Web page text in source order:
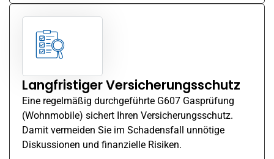
Langfristiger Versicherungsschutz
Eine regelmäßig durchgeführte G607 Gasprüfung
(Wohnmobile) sichert Ihren Versicherungsschutz.
Damit vermeiden Sie im Schadensfall unnötige
Diskussionen und finanzielle Risiken.